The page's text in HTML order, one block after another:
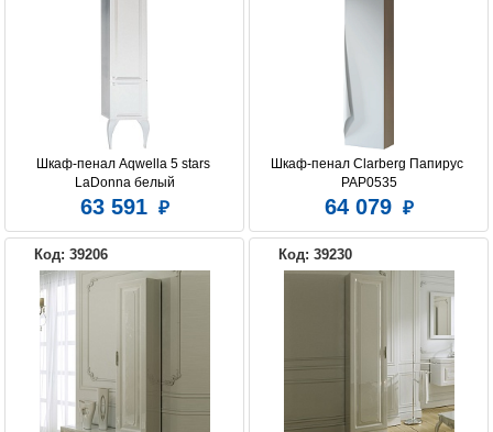
Шкаф-пенал Aqwella 5 stars
LaDonna белый
63 591
Шкаф-пенал Clarberg Папирус
PAP0535
64 079
Код: 39206 Код: 39230